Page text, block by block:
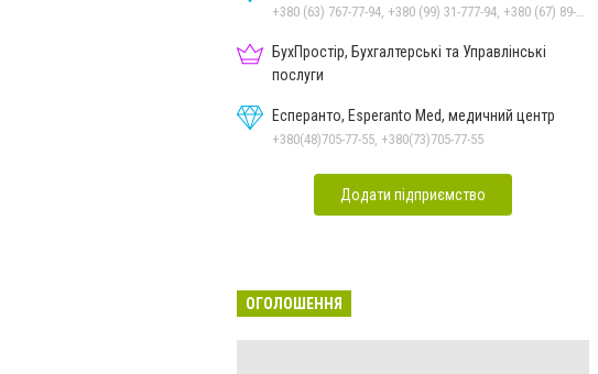
БухПростір, Бухгалтерські та Управлінські
послуги
Есперанто, Esperanto Med, медичний центр
+380(48)705-77-55, +380(73)705-77-55
Додати підприємство
ОГОЛОШЕННЯ